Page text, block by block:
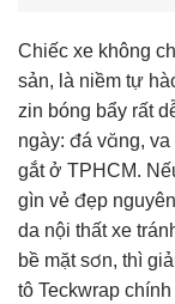
Chiếc xe không
sản, là niềm tự
zin bóng bẩy rất
ngày: đá văng,
gắt ở TPHCM.
gìn vẻ đẹp
da nội thất xe
bề mặt sơn, thì
tô Teckwrap